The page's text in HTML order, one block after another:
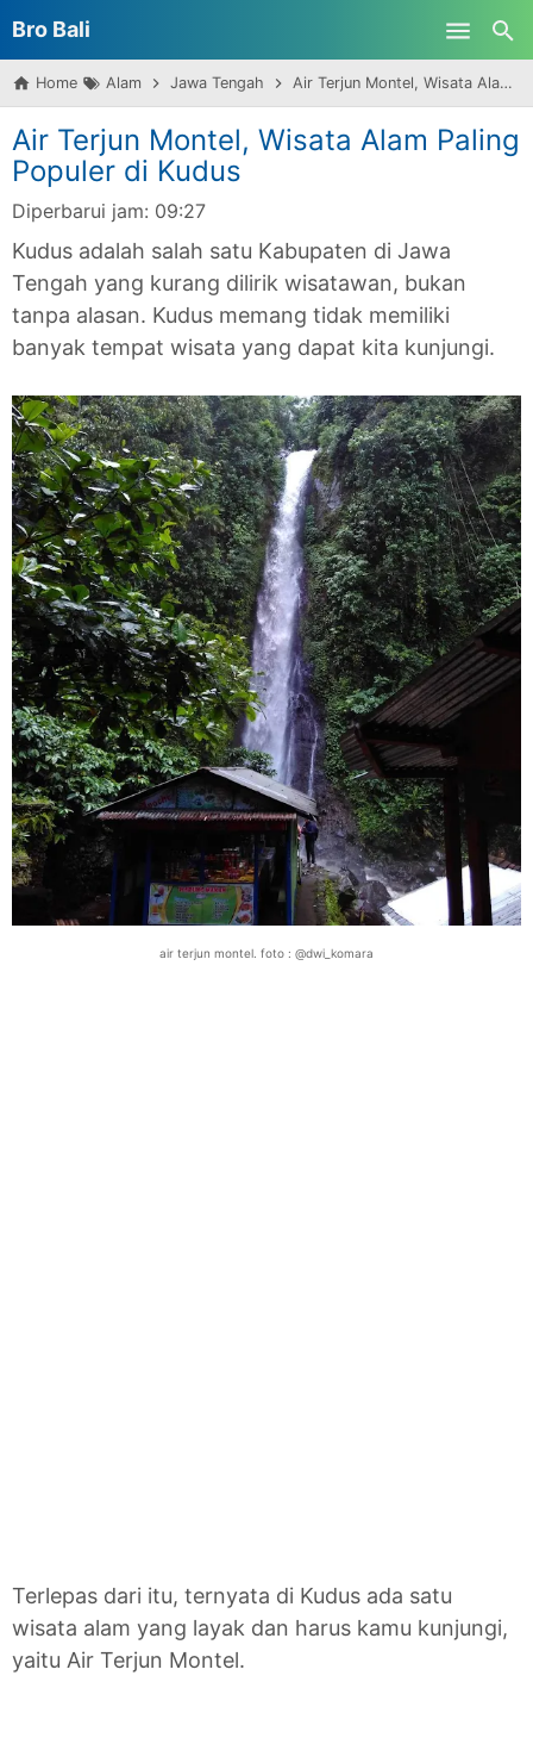
Bro Bali
Home Alam Jawa Tengah Air Terjun Montel, Wisata Alam Paling Populer di Kudus
Air Terjun Montel, Wisata Alam Paling
Populer di Kudus
Diperbarui jam: 09:27
Kudus adalah salah satu Kabupaten di Jawa
Tengah yang kurang dilirik wisatawan, bukan
tanpa alasan. Kudus memang tidak memiliki
banyak tempat wisata yang dapat kita kunjungi.
air terjun montel. foto : @dwi_komara
Terlepas dari itu, ternyata di Kudus ada satu
wisata alam yang layak dan harus kamu kunjungi,
yaitu Air Terjun Montel.